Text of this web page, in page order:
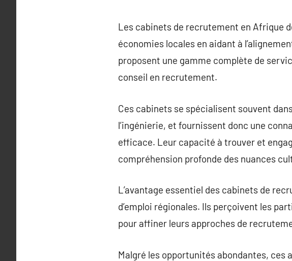
Les cabinets de recrutement en Afrique
économies locales en aidant à
proposent une gamme complète de
conseil en recrutement.
Ces cabinets se spécialisent souvent
l’ingénierie, et fournissent donc une
efficace. Leur capacité à trouver et
compréhension profonde des nuances
L’avantage essentiel des cabinets de
d’emploi régionales. Ils perçoivent les
pour affiner leurs approches de
Malgré les opportunités abondantes,